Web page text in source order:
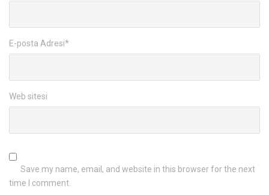
E-posta Adresi*
Web sitesi
Save my name, email, and website in this browser for the next
time I comment.